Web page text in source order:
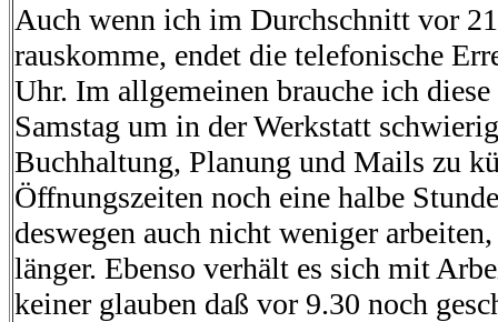
Auch wenn ich im Durchschnitt vor
rauskomme, endet die telefonische
Uhr. Im allgemeinen brauche ich
Samstag um in der Werkstatt
Buchhaltung, Planung und Mails zu
Öffnungszeiten noch eine halbe
deswegen auch nicht weniger
länger. Ebenso verhält es sich mit
keiner glauben daß vor 9.30 noch